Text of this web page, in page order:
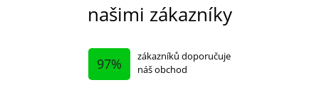
našimi zákazníky
97%
zákazníků doporučuje
náš obchod